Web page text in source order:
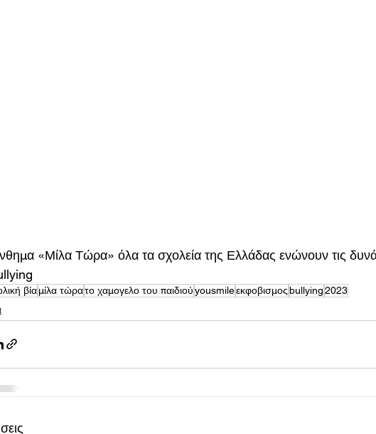
«Μίλα Τώρα» όλα τα σχολεία της Ελλάδας ενώνουν τις
βίαμίλα τώρατο χαμογελο του παιδιούyousmileεκφοβισμοςbullying2023